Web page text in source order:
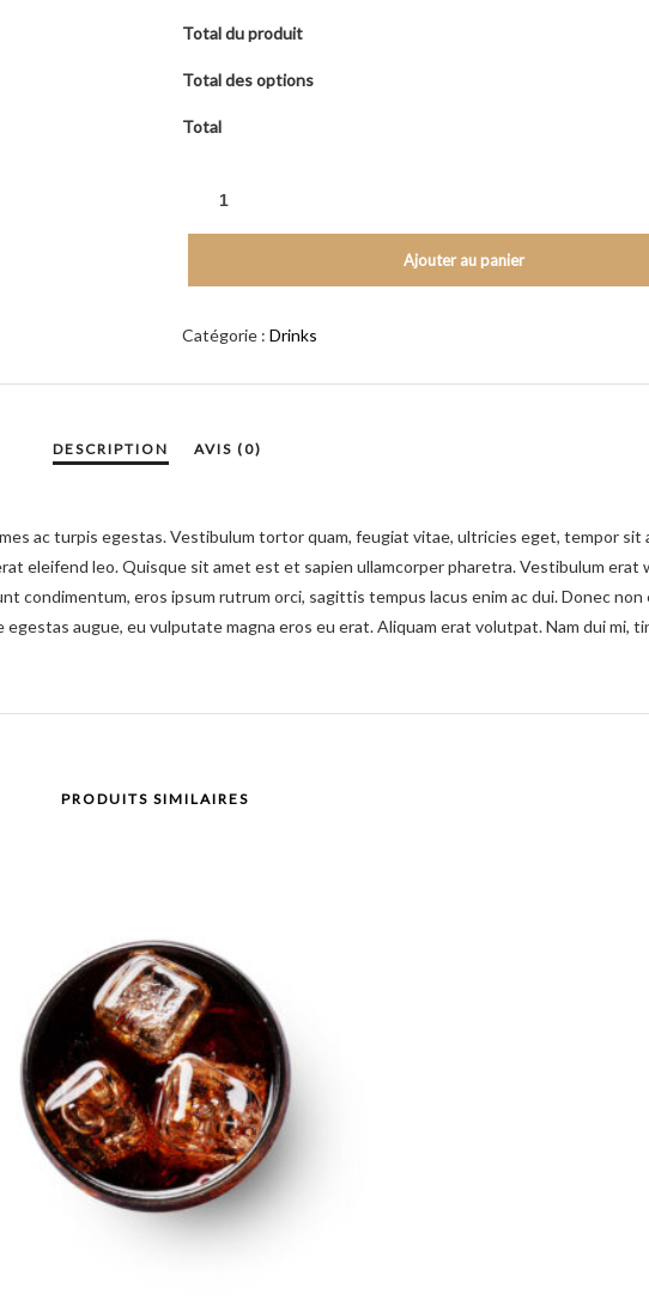
Total du produit
Total des options
Total
Ajouter au panier
Catégorie :Drinks
ac turpis egestas. Vestibulum tortor quam, feugiat vitae, ultricies eget, tempor sit
eleifend leo. Quisque sit amet est et sapien ullamcorper pharetra. Vestibulum erat
condimentum, eros ipsum rutrum orci, sagittis tempus lacus enim ac dui. Donec non
augue, eu vulputate magna eros eu erat. Aliquam erat volutpat. Nam dui mi,
PRODUITS SIMILAIRES